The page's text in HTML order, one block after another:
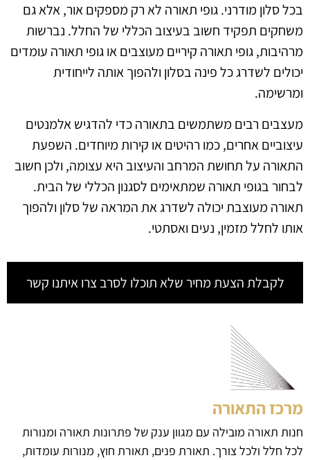
בכל סלון מודרני. גופי תאורה לא רק מספקים אור, אלא גם
משחקים תפקיד חשוב בעיצוב הכללי של החלל. נברשות
מרהיבות, גופי תאורה קיריים מעוצבים או גופי תאורה עומדים
יכולים לשדרג כל פינה בסלון ולהפוך אותה לייחודית
ומרשימה.
מעצבים רבים משתמשים בתאורה כדי להדגיש אלמנטים
עיצוביים אחרים, כמו רהיטים או קירות מיוחדים. השפעת
התאורה על תחושת המרחב והעיצוב היא עצומה, ולכן חשוב
לבחור בגופי תאורה שמתאימים לסגנון הכללי של הבית.
תאורה מעוצבת יכולה לשדרג את המראה של סלון ולהפוך
אותו לחלל מזמין, נעים ואסתטי.
לקבלת הצעת מחיר שלא תוכלו לסרב צרו איתנו קשר
מרכז התאורה
חנות תאורה מובילה עם מגוון ענק של פתרונות תאורה ומנורות
לכל חלל ולכל צורך. תאורת פנים, תאורת חוץ, מנורות עומדות,